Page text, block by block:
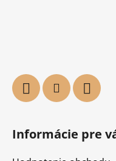
Informácie pre